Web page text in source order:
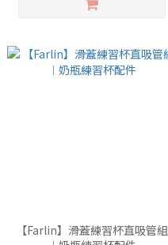
【Farlin】滑蓋練習杯直吸管組